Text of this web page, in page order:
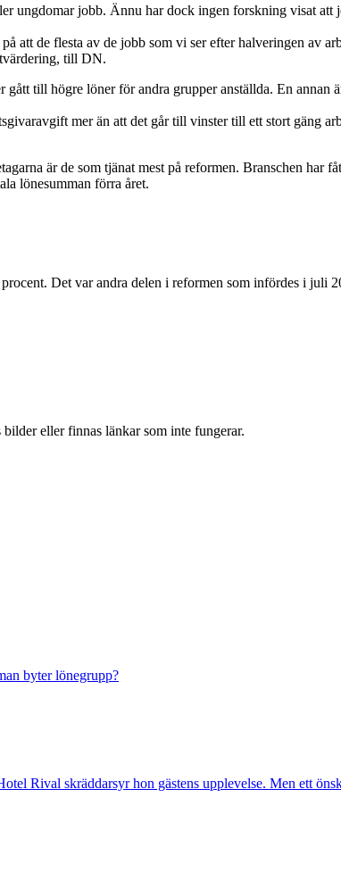
ungdomar jobb. Ännu har dock ingen forskning visat
att de flesta av de jobb som vi ser efter halveringen av
till DN.
till högre löner för andra grupper anställda. En
mer än att det går till vinster till ett stort gäng
är de som tjänat mest på reformen. Branschen har
lönesumman förra året.
Det var andra delen i reformen som infördes i juli
eller finnas länkar som inte fungerar.
byter lönegrupp?
Rival skräddarsyr hon gästens upp­levelse. Men ett